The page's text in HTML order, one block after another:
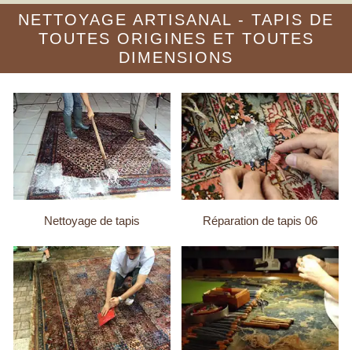
NETTOYAGE ARTISANAL - TAPIS DE
TOUTES ORIGINES ET TOUTES
DIMENSIONS
Nettoyage de tapis Réparation de tapis 06